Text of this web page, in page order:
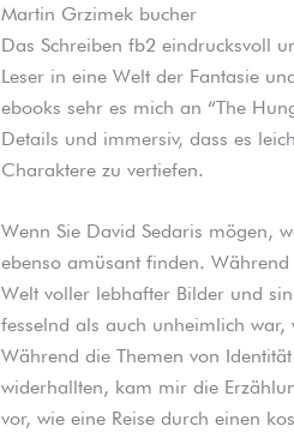
Martin Grzimek bucher
Das Schreiben fb2 eindrucksvoll
Leser in eine Welt der Fantasie
ebooks sehr es mich an “The
Details und immersiv, dass es
Charaktere zu vertiefen.
Wenn Sie David Sedaris mögen,
ebenso amüsant finden.
Welt voller lebhafter Bilder und
fesselnd als auch unheimlich
Während die Themen von
widerhallten, kam mir die
vor, wie eine Reise durch einen